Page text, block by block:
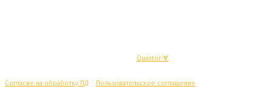
Quantor-∀
Согласие на обработку ПД Пользовательское соглашение